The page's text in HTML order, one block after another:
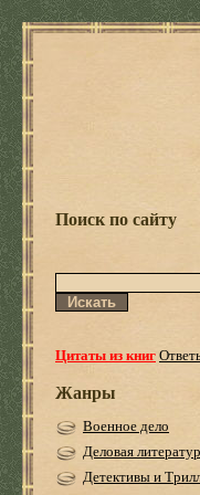
Поиск по сайту
Цитаты из книг
Жанры
Военное дело
Деловая
Детективы и